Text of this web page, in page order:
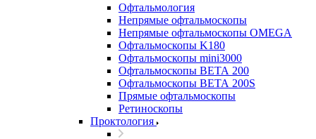
Офтальмология
Непрямые офтальмоскопы
Непрямые офтальмоскопы OMEGA
Офтальмоскопы K180
Офтальмоскопы mini3000
Офтальмоскопы ВЕТА 200
Офтальмоскопы ВЕТА 200S
Прямые офтальмоскопы
Ретиноскопы
Проктология